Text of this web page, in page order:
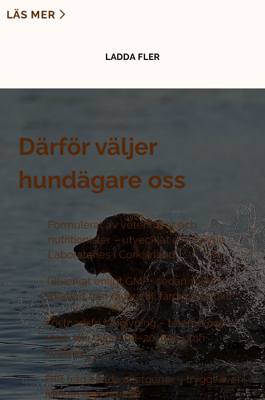
Därför väljer
hundägare oss
Formulerat av veterinärer och
nutritionister –utvecklat av Mervue
Laboratories i Cork, Irland
Tillverkat enligt GMP+ sedan 1986 –
spårbart från råvara till färdig produkt
Kostnadsfri rådgivning –telefon och
mejl, alla dagar 08–20, helt utan
köpkrav
Fritt från kända allergener –tryggt även
för känsliga hundar
LÄS MER
LADDA FLER